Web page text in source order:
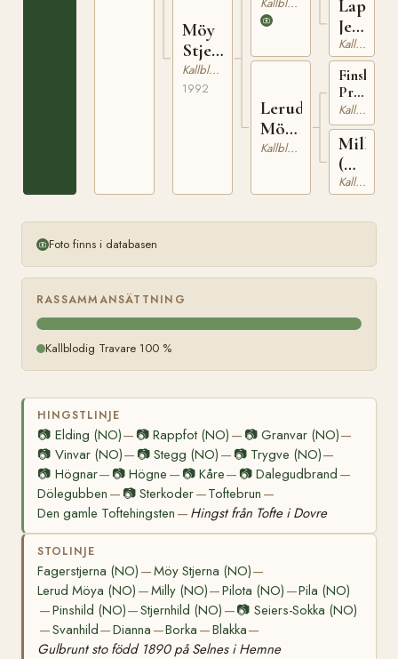
Möy
Stjerna
(NO)
Kallblodig Travare
1992
Lerud
Möya
(NO)
Kallblodig Travare
Lappe
Jenta
(NO)
Kallblodig Travare
Finskog
Prinsen
(NO)
Kallblodig Travare
Milly
(NO)
T-Kallblodig Travare
Foto finns i databasen
RASSAMMANSÄTTNING
Kallblodig Travare 100 %
HINGSTLINJE
📷 Elding (NO)— 📷Rappfot (NO) — 📷 Granvar (NO)—
📷 Vinvar (NO)— 📷Stegg (NO) — 📷 Trygve (NO)—
📷 Högnar— 📷Högne — 📷 Kåre— 📷 Dalegudbrand —
Dölegubben — 📷Sterkoder—Toftebrun —
Den gamle Toftehingsten — Hingst från Tofte i Dovre
STOLINJE
Fagerstjerna (NO) —Möy Stjerna (NO)—
Lerud Möya (NO) —Milly (NO)—Pilota (NO) —Pila (NO)
—Pinshild (NO)—Stjernhild (NO) —📷 Seiers-Sokka (NO)
—Svanhild—Dianna —Borka —Blakka—
Gulbrunt sto född 1890 på Selnes i Hemne